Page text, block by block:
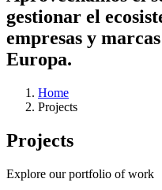
gestionar el
empresas y
Europa.
Home
Projects
Projects
Explore our portfolio of work